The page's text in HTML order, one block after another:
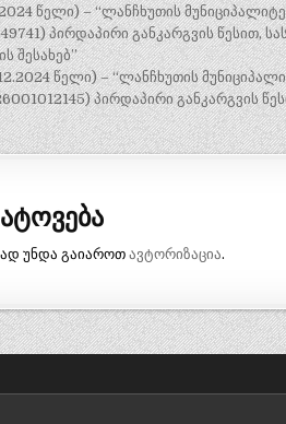
წელი) – “ლანჩხუთის
პირდაპირი განკარგვის წესით,
შესახებ”
წელი) – “ლანჩხუთის
პირდაპირი განკარგვის
უნდა გაიაროთავტორიზაცია.